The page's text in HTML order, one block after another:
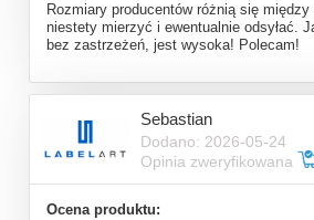
Rozmiary producentów różnią się
niestety mierzyć i ewentualnie odsyłać.
bez zastrzeżeń, jest wysoka! Polecam!
Sebastian
Dodano: 2026-05-24
Opinia zweryfikowana
Ocena produktu: